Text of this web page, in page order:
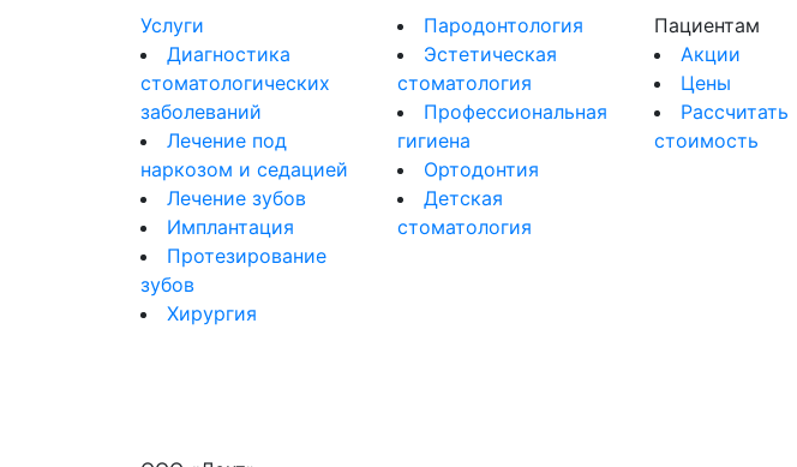
Услуги
Диагностика
стоматологических
заболеваний
Лечение под
наркозом и седацией
Лечение зубов
Имплантация
Протезирование
зубов
Хирургия
Пародонтология
Эстетическая
стоматология
Профессиональная
гигиена
Ортодонтия
Детская
стоматология
Пациентам
Акции
Цены
Рассчитать
стоимость